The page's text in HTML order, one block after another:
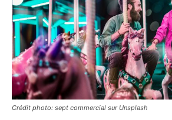
Crédit photo: sept commercial sur Unsplash